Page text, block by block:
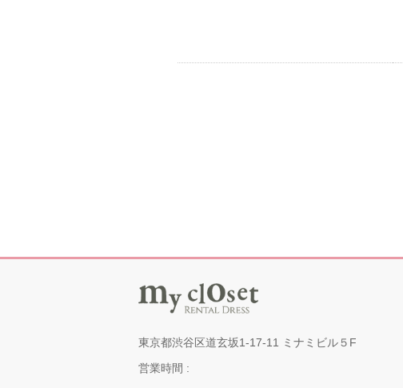
東京都渋谷区道玄坂1-17-11 ミナミビル５F
営業時間 :